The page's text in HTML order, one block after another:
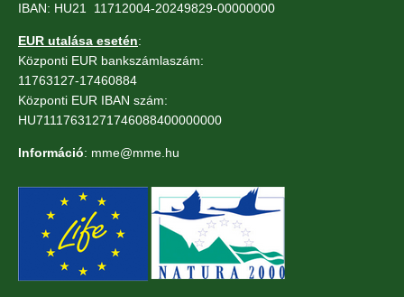
IBAN: HU21 11712004-20249829-00000000
EUR utalása esetén:
Központi EUR bankszámlaszám:
11763127-17460884
Központi EUR IBAN szám:
HU71117631271746088400000000
Információ: mme@mme.hu